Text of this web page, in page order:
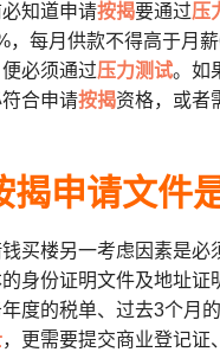
知道申请按揭要通过压
，每月供款不得高于月
必须通过压力测试。如
合申请按揭资格，或者
揭申请文件
买楼另一考虑因素是必
身份证明文件及地址证
度的税单、过去3个月
，更需要提交商业登记证